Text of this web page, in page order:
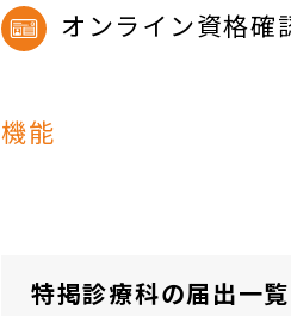
オンライン資格確
機能
特掲診療科の届出⼀覧